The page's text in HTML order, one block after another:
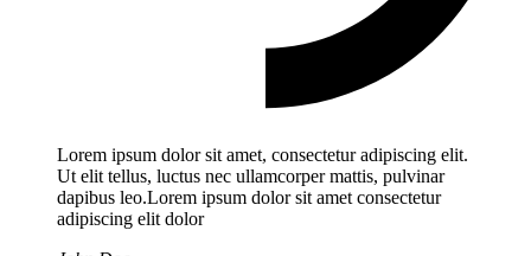
Lorem ipsum dolor sit amet, consectetur adipiscing elit.
Ut elit tellus, luctus nec ullamcorper mattis, pulvinar
dapibus leo.Lorem ipsum dolor sit amet consectetur
adipiscing elit dolor